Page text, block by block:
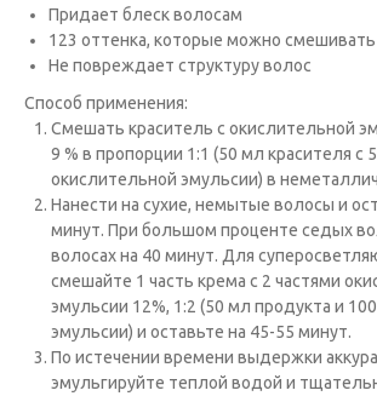
Придает блеск волосам
123 оттенка, которые можно смешивать
Не повреждает структуру волос
Способ применения:
Cмешать краситель с окислительной
9 % в пропорции 1:1 (50 мл красителя с
окислительной эмульсии) в
Нанести на сухие, немытые волосы и
минут. При большом проценте седых
волосах на 40 минут. Для
смешайте 1 часть крема с 2 частями
эмульсии 12%, 1:2 (50 мл продукта и
эмульсии) и оставьте на 45-55 минут.
По истечении времени выдержки
эмульгируйте теплой водой и